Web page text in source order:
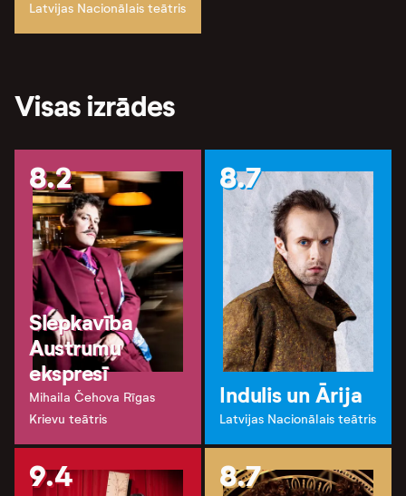
Latvijas Nacionālais teātris
Visas izrādes
8.2
Slepkavība
Austrumu
ekspresī
Mihaila Čehova Rīgas
Krievu teātris
8.7
Indulis un Ārija
Latvijas Nacionālais teātris
9.4 8.7